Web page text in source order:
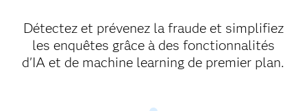
Détectez et prévenez la fraude et simplifiez
les enquêtes grâce à des fonctionnalités
d'IA et de machine learning de premier plan.